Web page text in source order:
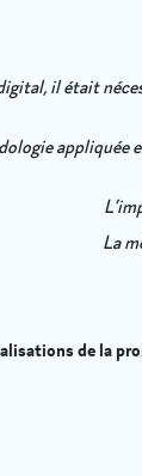
il était
appliquée
La
de la